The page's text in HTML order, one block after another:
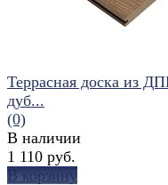
Террасная доска из
дуб...
(0)
В наличии
1 110 руб.
В корзину